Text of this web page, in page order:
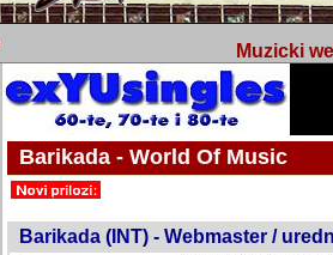
Muzicki
Barikada - World Of Music
Barikada (INT) - Webmaster /